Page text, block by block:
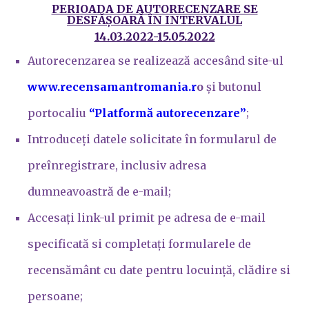
PERIOADA DE AUTORECENZARE SE
DESFĂȘOARĂ ÎN INTERVALUL
14.03.2022-15.05.2022
Autorecenzarea se realizează accesând site-ul
www.recensamantromania.ro și butonul
portocaliu “Platformă autorecenzare”;
Introduceți datele solicitate în formularul de
preînregistrare, inclusiv adresa
dumneavoastră de e-mail;
Accesați link-ul primit pe adresa de e-mail
specificată si completați formularele de
recensământ cu date pentru locuință, clădire si
persoane;